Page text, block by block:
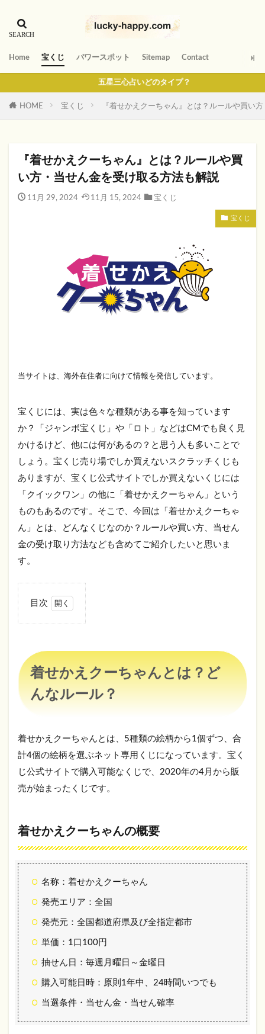
Home 宝くじ パワースポット Sitemap Contact
五星三心占いどのタイプ？
HOME 宝くじ 『着せかえクーちゃん』とは？ルールや買い
『着せかえクーちゃん』とは？ルールや買
い方・当せん金を受け取る方法も解説
11月 29, 2024 11月 15, 2024 宝くじ
宝くじ
当サイトは、海外在住者に向けて情報を発信しています。
宝くじには、実は色々な種類がある事を知っています
か？「ジャンボ宝くじ」や「ロト」などはCMでも良く見
かけるけど、他には何があるの？と思う人も多いことで
しょう。宝くじ売り場でしか買えないスクラッチくじも
ありますが、宝くじ公式サイトでしか買えないくじには
「クイックワン」の他に「着せかえクーちゃん」という
ものもあるのです。そこで、今回は「着せかえクーちゃ
ん」とは、どんなくじなのか？ルールや買い方、当せん
金の受け取り方法なども含めてご紹介したいと思いま
す。
目次
クー
ちゃ
んと
は？
どん
1.1
着せ
かえ
クー
かえ
クー
ちゃ
んの
ル
2
かえ
クー
ちゃ
んを
てみ
着せかえクーちゃんとは？ど
んなルール？
着せかえクーちゃんとは、5種類の絵柄から1個ずつ、合
計4個の絵柄を選ぶネット専用くじになっています。宝く
じ公式サイトで購入可能なくじで、2020年の4月から販
売が始まったくじです。
着せかえクーちゃんの概要
名称：着せかえクーちゃん
発売エリア：全国
発売元：全国都道府県及び全指定都市
単価：1口100円
抽せん日：毎週月曜日～金曜日
購入可能日時：原則1年中、24時間いつでも
当選条件・当せん金・当せん確率